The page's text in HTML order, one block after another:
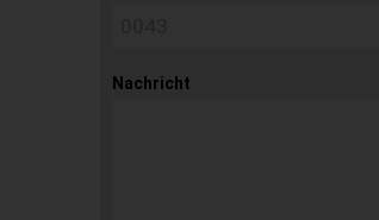
Nachricht